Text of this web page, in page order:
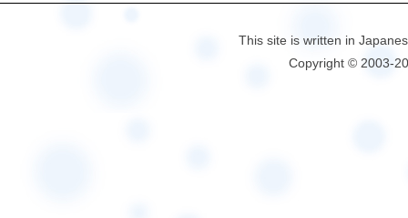
This site is written in
Copyright © 2003-